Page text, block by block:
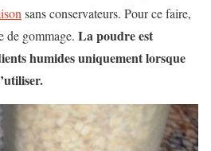
sans conservateurs. Pour ce faire,
de gommage. La poudre est
humides uniquement lorsque